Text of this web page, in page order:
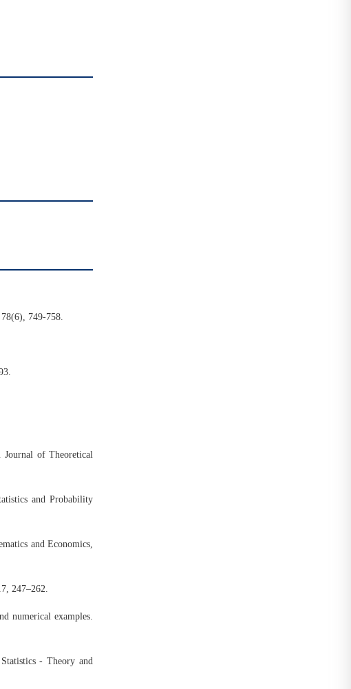
749-758.
Journal of Theoretical
and Probability
and Economics,
247–262.
numerical examples.
- Theory and